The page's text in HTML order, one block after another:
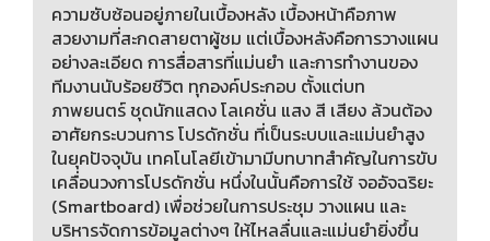
ความซับซ้อนอยู่ภายในเบื้องหลัง เบื้องหน้าคือภาพ
สวยงามที่สะกดสายตาผู้ชม แต่เบื้องหลังคือการวางแผน
อย่างละเอียด การสื่อสารที่แม่นยำ และการทำงานของ
ทีมงานนับร้อยชีวิต ทุกองค์ประกอบ ตั้งแต่บท
ภาพยนตร์ ชุดนักแสดง โลเคชั่น แสง สี เสียง ล้วนต้อง
อาศัยกระบวนการ โปรดักชั่น ที่เป็นระบบและแม่นยำสูง
ในยุคปัจจุบัน เทคโนโลยีเข้ามามีบทบาทสำคัญในการขับ
เคลื่อนวงการโปรดักชั่น หนึ่งในนั้นคือการใช้ จออัจฉริยะ
(Smartboard) เพื่อช่วยในการประชุม วางแผน และ
บริหารจัดการข้อมูลต่างๆ ให้ไหลลื่นและแม่นยำยิ่งขึ้น